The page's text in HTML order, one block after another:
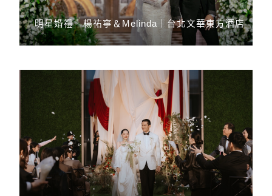
求婚企劃 Propose
Style your wedding with CAELUS
Follow
明星婚禮｜楊祐寧＆Melinda｜台北文華東方酒店